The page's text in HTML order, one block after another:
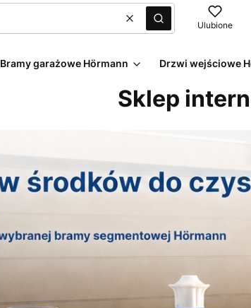
WyczyśćSzukaj Ulubione
Bramy garażowe Hörmann Drzwi wejściowe
Sklep